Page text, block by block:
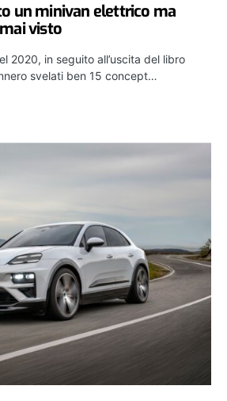
un minivan elettrico ma
visto
2020, in seguito all’uscita del libro
svelati ben 15 concept…